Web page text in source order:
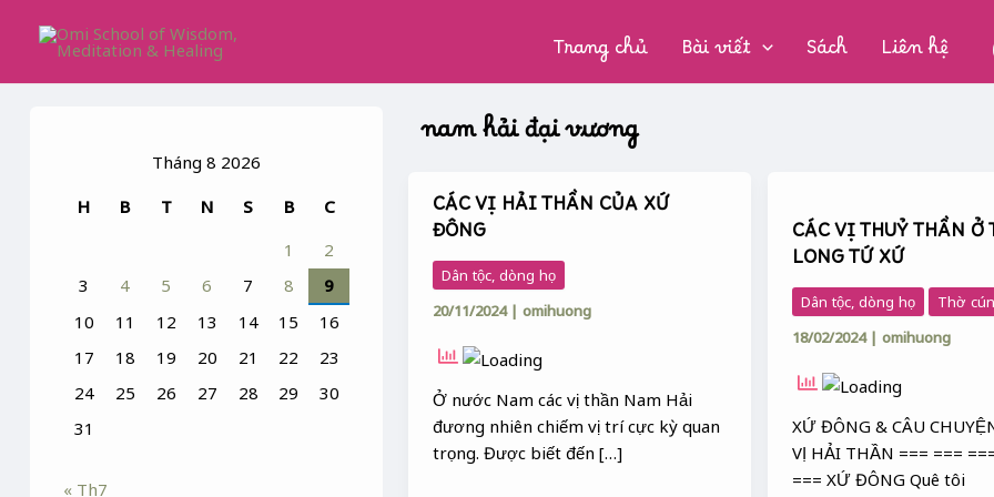
Trang chủ Bài viết Sách Liên hệ
Tháng 8 2026
H
B T N S B
C
1
2
3
4 5 6 7 8
9
10
11 12 13 14 15
16
17
18 19 20 21 22
23
24
25 26 27 28 29
30
31
« Th7
nam hải đại vương
CÁC VỊ HẢI THẦN CỦA XỨ
ĐÔNG
Dân tộc, dòng họ
20/11/2024 |omihuong
Ở nước Nam các vị thần Nam Hải
đương nhiên chiếm vị trí cực kỳ quan
trọng. Được biết đến […]
CÁC
VỊ
HẢI
THẦN
CỦA
ĐÔNG
CÁC VỊ THUỶ THẦN Ở
LONG TỨ XỨ
Dân tộc, dòng họ
Thờ
18/02/2024 |omihuong
XỨ ĐÔNG & CÂU
VỊ HẢI THẦN === ===
=== XỨ ĐÔNG Quê tôi
THUỶ
THẦN
Ở
THĂNG
LONG
TỨ
XỨ